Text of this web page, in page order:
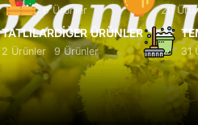
6 Ürünler 20
TATLILAR
2 Ürünler
DIĞER ÜRÜNLER
9 Ürünler 31